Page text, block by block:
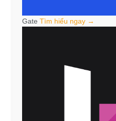
Gate Tìm hiểu ngay →